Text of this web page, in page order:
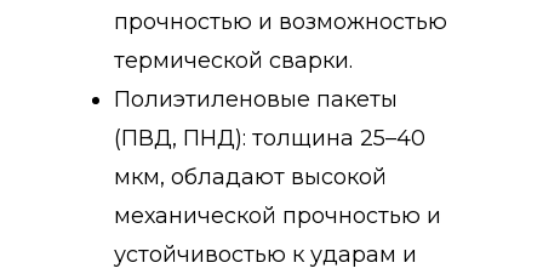
прочностью и возможностью
термической сварки.
Полиэтиленовые пакеты
(ПВД, ПНД): толщина 25–40
мкм, обладают высокой
механической прочностью и
устойчивостью к ударам и